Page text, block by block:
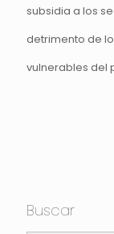
subsidia a los
detrimento de
vulnerables del
Buscar